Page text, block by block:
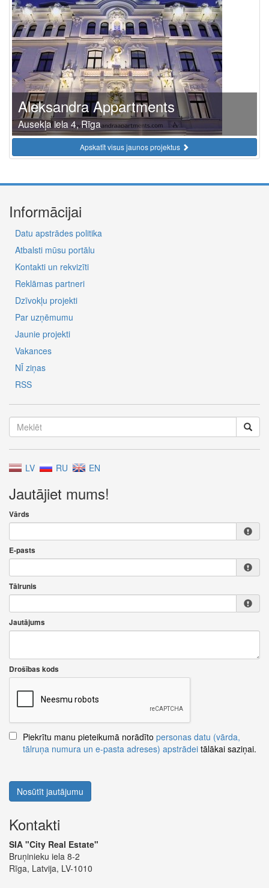
Aleksandra Appartments
Ausekļa iela 4, Rīga
Apskatīt visus jaunos projektus
Informācijai
Datu apstrādes politika
Atbalsti mūsu portālu
Kontakti un rekvizīti
Reklāmas partneri
Dzīvokļu projekti
Par uzņēmumu
Jaunie projekti
Vakances
NĪ ziņas
RSS
LV RU EN
Jautājiet mums!
Vārds
E-pasts
Tālrunis
Jautājums
Drošības kods
Piekrītu manu pieteikumā norādīto personas datu (vārda,
tālruņa numura un e-pasta adreses) apstrādei tālākai saziņai.
Nosūtīt jautājumu
Kontakti
SIA "City Real Estate"
Bruņinieku iela 8-2
Rīga, Latvija, LV-1010